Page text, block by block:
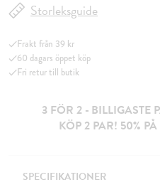
Storleksguide
Frakt från 39 kr
60 dagars öppet köp
Fri retur till butik
3 FÖR 2 - BILLIGASTE
KÖP 2 PAR! 50%
SPECIFIKATIONER